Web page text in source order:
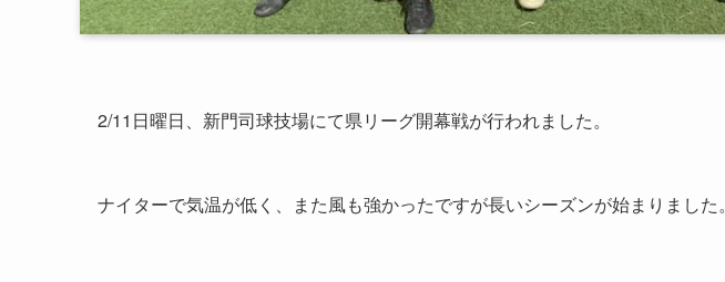
2/11日曜日、新門司球技場にて県リーグ開幕戦が行われました。
ナイターで気温が低く、また風も強かったですが長いシーズンが始まりました。